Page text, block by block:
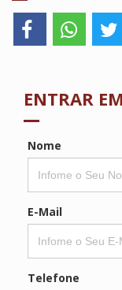
ENTRAR
Nome
E-Mail
Telefone